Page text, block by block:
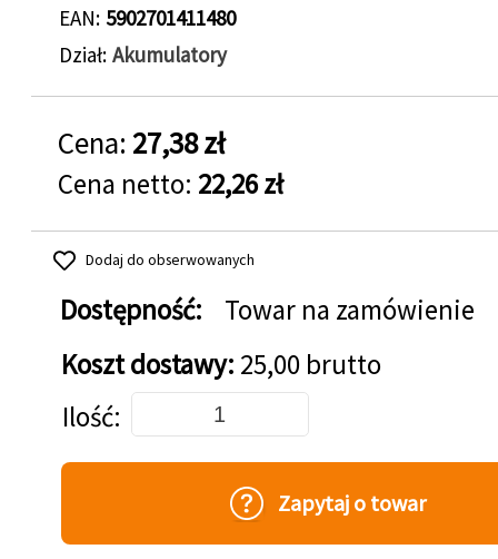
EAN 5902701411480
Dział Akumulatory
Cena: 27,38 zł
Cena netto: 22,26 zł
Dodaj do obserwowanych
Dostępność:
Towar na zamówienie
Koszt dostawy: 25,00 brutto
Dodaj do koszyka
Ilość
Zapytaj o towar